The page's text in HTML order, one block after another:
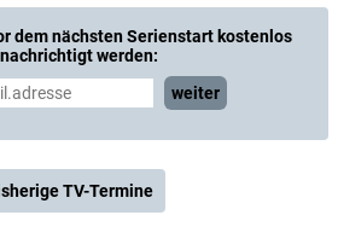
dem nächsten Serienstart kostenlos
werden:
weiter
TV-Termine